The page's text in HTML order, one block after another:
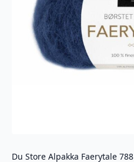
Du Store Alpakka Faerytale 788